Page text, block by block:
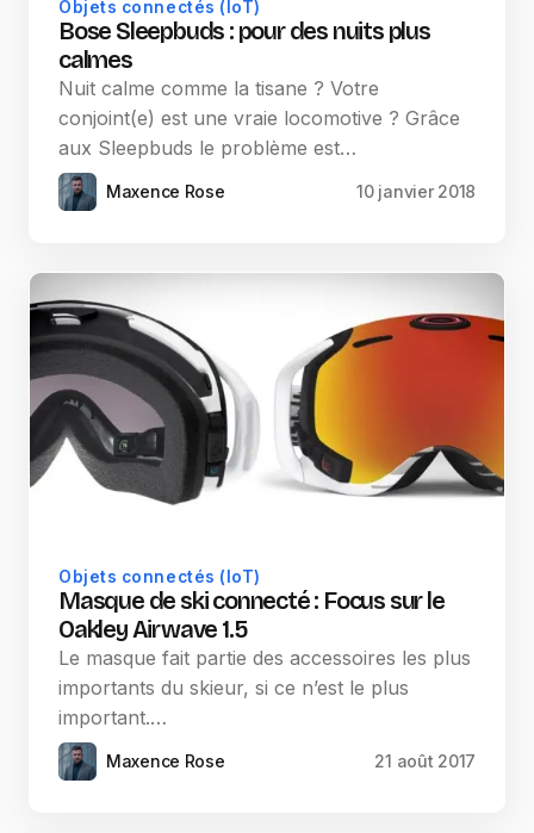
Objets connectés (IoT)
Bose Sleepbuds : pour des nuits plus
calmes
Nuit calme comme la tisane ? Votre
conjoint(e) est une vraie locomotive ? Grâce
aux Sleepbuds le problème est…
Maxence Rose 10 janvier 2018
Objets connectés (IoT)
Masque de ski connecté : Focus sur le
Oakley Airwave 1.5
Le masque fait partie des accessoires les plus
importants du skieur, si ce n’est le plus
important.…
Maxence Rose 21 août 2017